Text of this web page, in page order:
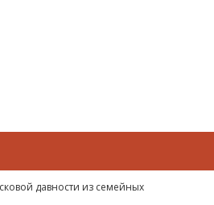
давности из семейных